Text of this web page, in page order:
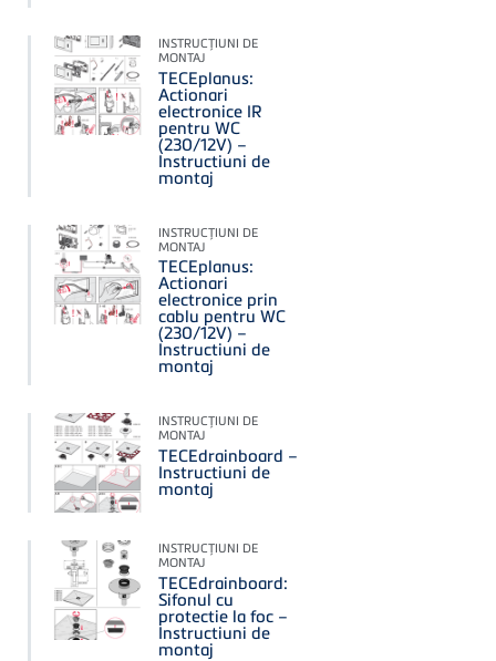
INSTRUCŢIUNI DE
MONTAJ
TECEplanus:
Actionari
electronice IR
pentru WC
(230/12V) –
Instructiuni de
montaj
INSTRUCŢIUNI DE
MONTAJ
TECEplanus:
Actionari
electronice prin
cablu pentru WC
(230/12V) –
Instructiuni de
montaj
INSTRUCŢIUNI DE
MONTAJ
TECEdrainboard –
Instructiuni de
montaj
INSTRUCŢIUNI DE
MONTAJ
TECEdrainboard:
Sifonul cu
protectie la foc –
Instructiuni de
montaj